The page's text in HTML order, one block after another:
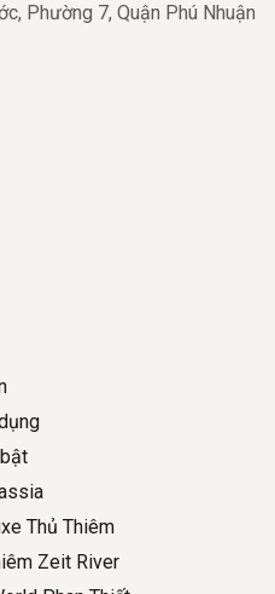
Phường 7, Quận Phú Nhuận
Thủ Thiêm
Zeit River